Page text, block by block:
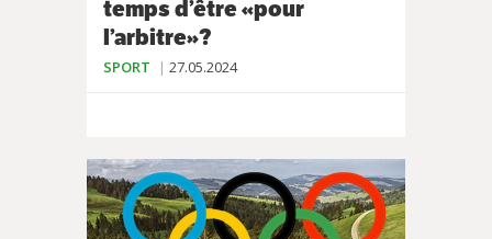
temps d’être «pour
l’arbitre»?
SPORT 27.05.2024